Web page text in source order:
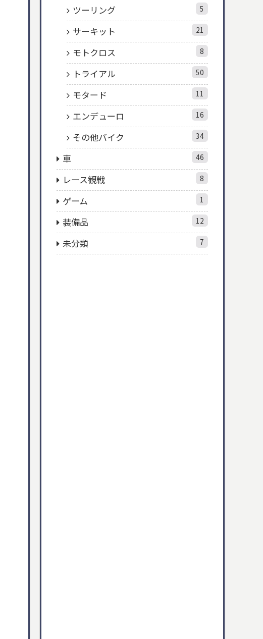
ツーリング 5
サーキット 21
モトクロス 8
トライアル 50
モタード 11
エンデューロ 16
その他バイク 34
車 46
レース観戦 8
ゲーム 1
装備品 12
未分類 7